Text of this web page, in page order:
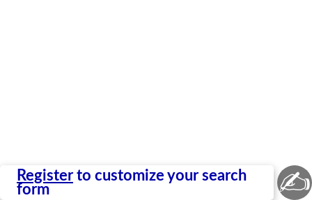
Register to customize your search
form
✍